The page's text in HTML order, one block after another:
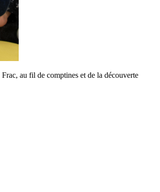
au fil de comptines et de la découverte